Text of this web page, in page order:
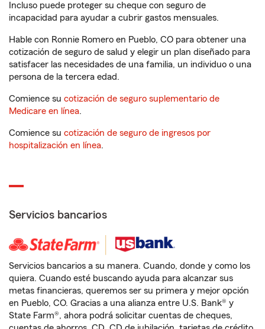
Incluso puede proteger su cheque con seguro de
incapacidad para ayudar a cubrir gastos mensuales.
Hable con Ronnie Romero en Pueblo, CO para obtener una
cotización de seguro de salud y elegir un plan diseñado para
satisfacer las necesidades de una familia, un individuo o una
persona de la tercera edad.
Comience su cotización de seguro suplementario de
Medicare en línea.
Comience su cotización de seguro de ingresos por
hospitalización en línea.
Servicios bancarios
Servicios bancarios a su manera. Cuando, donde y como los
quiera. Cuando esté buscando ayuda para alcanzar sus
metas financieras, queremos ser su primera y mejor opción
en Pueblo, CO. Gracias a una alianza entre U.S. Bank® y
State Farm®, ahora podrá solicitar cuentas de cheques,